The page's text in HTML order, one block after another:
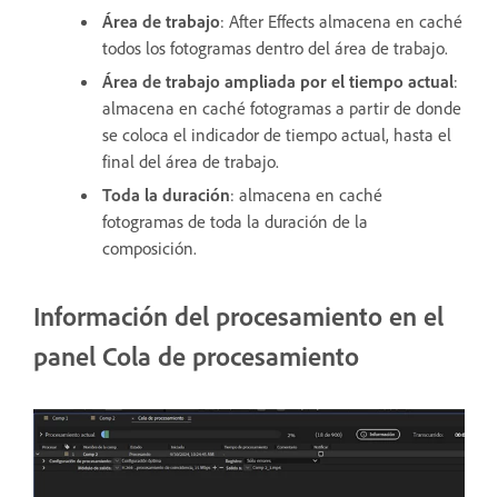
Área de trabajo: After Effects almacena en caché
todos los fotogramas dentro del área de trabajo.
Área de trabajo ampliada por el tiempo actual:
almacena en caché fotogramas a partir de donde
se coloca el indicador de tiempo actual, hasta el
final del área de trabajo.
Toda la duración: almacena en caché
fotogramas de toda la duración de la
composición.
Información del procesamiento en el
panel Cola de procesamiento